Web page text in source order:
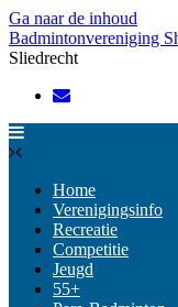
Ga naar de inhoud
Badmintonvereniging
Sliedrecht
Home
Verenigingsinfo
Recreatie
Competitie
Jeugd
55+